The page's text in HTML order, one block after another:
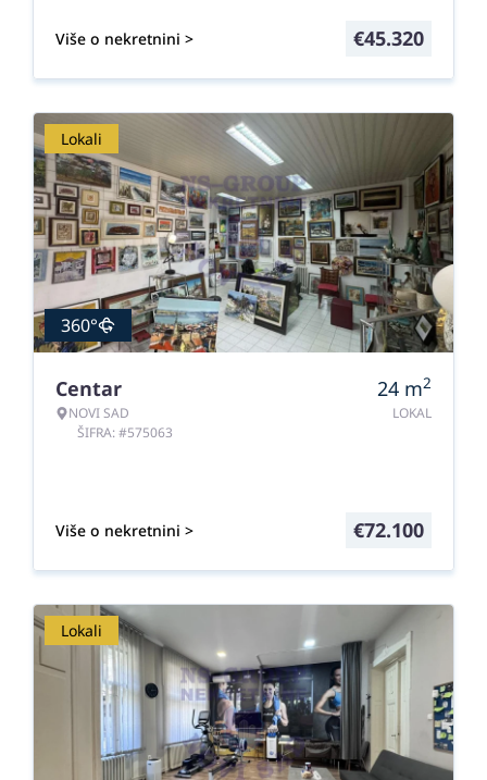
Više o nekretnini > €45.320
Lokali
360°
Centar
NOVI SAD
ŠIFRA: #575063
24 m2
LOKAL
Više o nekretnini > €72.100
Lokali